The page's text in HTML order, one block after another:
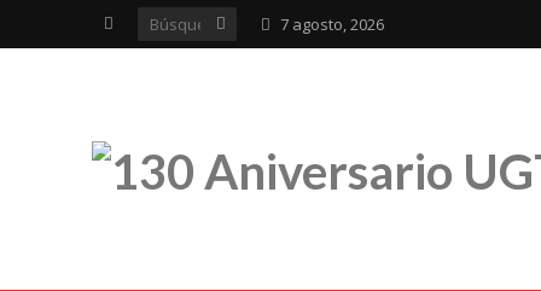
7 agosto, 2026